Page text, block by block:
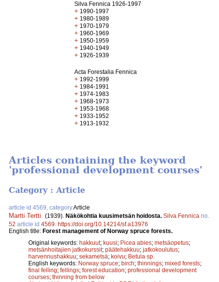
Silva Fennica 1926-1997
+ 1990-1997
+ 1980-1989
+ 1970-1979
+ 1960-1969
+ 1950-1959
+ 1940-1949
+ 1926-1939
Acta Forestalia Fennica
+ 1992-1999
+ 1984-1991
+ 1974-1983
+ 1968-1973
+ 1953-1968
+ 1933-1952
+ 1913-1932
Articles containing the keyword
'professional development courses'
Category : Article
article id 4569, categoryArticle
Martti Tertti (1939). Näkökohtia kuusimetsän hoidosta. Silva Fennica no.
52 article id 4569 https://doi.org/10.14214/sf.a13976
English title: Forest management of Norway spruce forests.
Original keywords: hakkuut; kuusi; Picea abies; metsäopetus;
metsänhoitajien jatkokurssit; päätehakkuu; jatkokoulutus;
harvennushakkuu; sekametsä; koivu; Betula sp.
English keywords: Norway spruce; birch; thinnings; mixed forests;
final felling; fellings; forest education; professional development
courses; thinning from below